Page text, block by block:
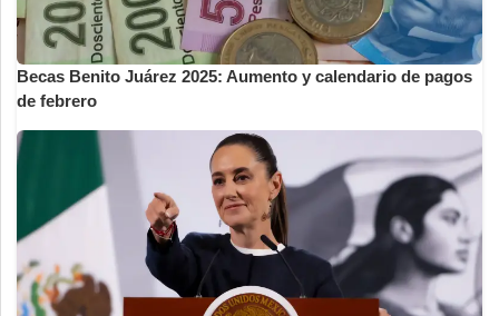
Becas Benito Juárez 2025: Aumento y calendario de pagos
de febrero